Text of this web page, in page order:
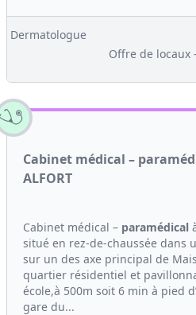
Dermatologue
Offre de locaux
Cabinet médical –
ALFORT
Cabinet médical – paramédical
situé en rez-de-chaussée dans
sur un des axe principal de
quartier résidentiel et
école,à 500m soit 6 min à pied
gare du...